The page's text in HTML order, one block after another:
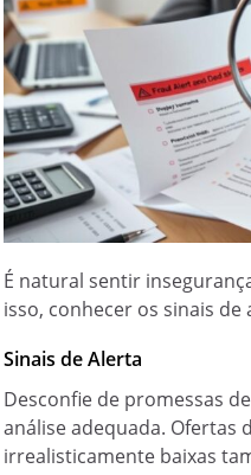
É natural sentir
isso, conhecer os sinais
Sinais de Alerta
Desconfie de promessas
análise adequada. Ofertas
irrealisticamente baixas